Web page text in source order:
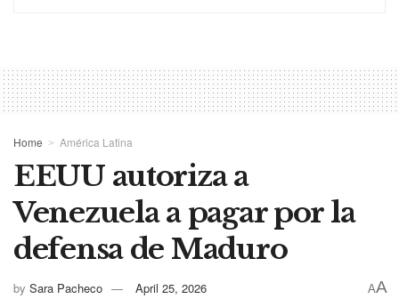
Home América Latina
EEUU autoriza a
Venezuela a pagar por la
defensa de Maduro
by Sara Pacheco April 25, 2026 AA